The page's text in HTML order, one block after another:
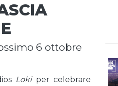
6 ottobre
Lokiper celebrare